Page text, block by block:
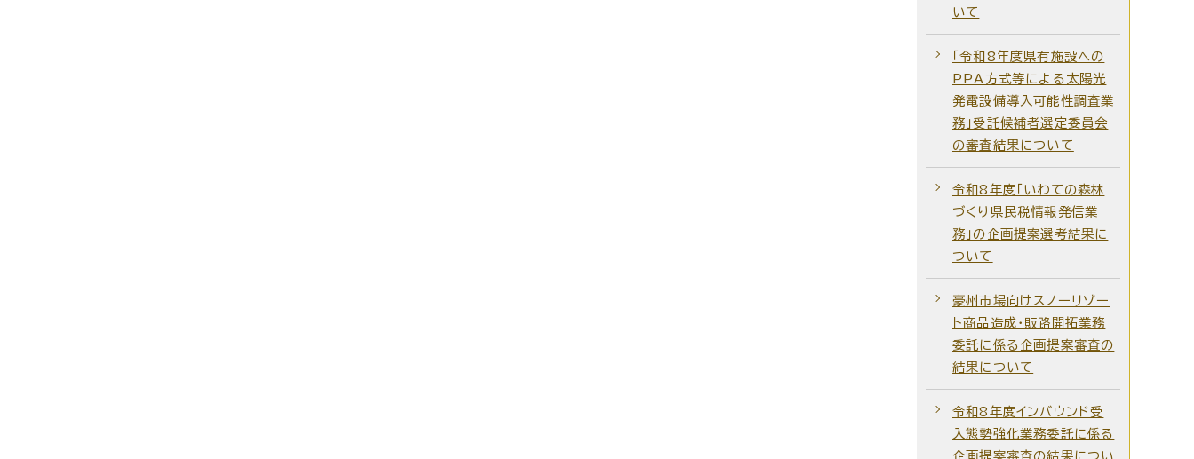
いて
「令和8年度県有施設への
PPA方式等による太陽光
発電設備導入可能性調査業
務」受託候補者選定委員会
の審査結果について
令和8年度「いわての森林
づくり県民税情報発信業
務」の企画提案選考結果に
ついて
豪州市場向けスノーリゾー
ト商品造成・販路開拓業務
委託に係る企画提案審査の
結果について
令和8年度インバウンド受
入態勢強化業務委託に係る
企画提案審査の結果につい